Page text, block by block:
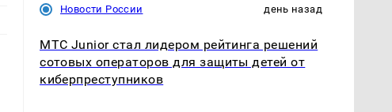
Новости России день назад
МТС Junior стал лидером рейтинга решений
сотовых операторов для защиты детей от
киберпреступников